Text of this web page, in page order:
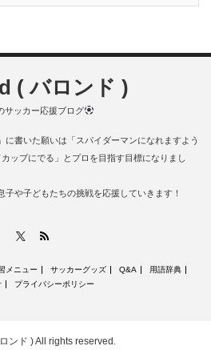
( バロンド )
サッカー応援ブログ
に書いた願いは「スパイダーマンになれますよう
ップにでる」とプロを目指す目標になりまし
や子どもたちの挑戦を応援していきます！
メニュー サッカーグッズ Q&A
用語辞典
プライバシーポリシー
ンド )All rights reserved.